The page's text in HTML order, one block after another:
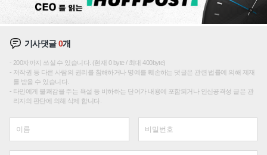
기사댓글0개
200자까지 쓰실 수 있습니다. (현재 0 byte / 최대 400byte)
저작권 등 다른 사람의 권리를 침해하거나 명예를 훼손하는 댓글은 관련 법률에 의해 제재
를 받을 수 있습니다.
타인에게 불쾌감을 주는 욕설 등 비하하는 단어가 내용에 포함되거나 인신공격성 글은 관
리자의 판단에 의해 삭제 합니다.